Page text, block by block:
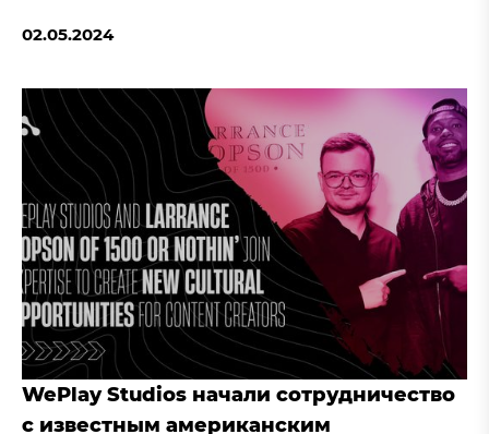
02.05.2024
WePlay Studios начали сотрудничество
с известным американским